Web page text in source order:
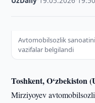
Avtomobilsozlik
vazifalar belgilandi
Toshkent,
Mirziyoyev